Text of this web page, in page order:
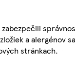
a alergénov
stránkach.